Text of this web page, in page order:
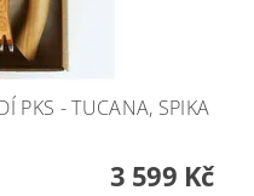
PKS - TUCANA, SPIKA
3 599 Kč